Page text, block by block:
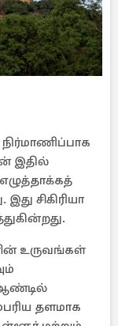
நிர்மாணிப்பாக
இதில்
சிகிரியா
உருவங்கள்
ஆண்டில்
தளமாக